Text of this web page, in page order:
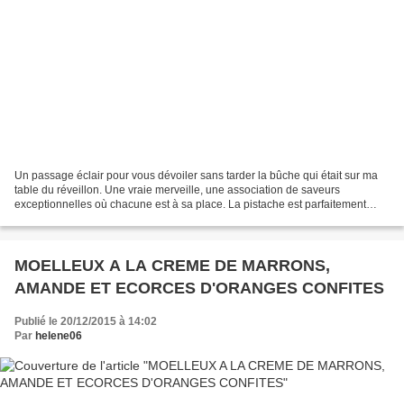
Un passage éclair pour vous dévoiler sans tarder la bûche qui était sur ma
table du réveillon. Une vraie merveille, une association de saveurs
exceptionnelles où chacune est à sa place. La pistache est parfaitement
MOELLEUX A LA CREME DE MARRONS,
AMANDE ET ECORCES D'ORANGES CONFITES
Publié le 20/12/2015 à 14:02
Par helene06